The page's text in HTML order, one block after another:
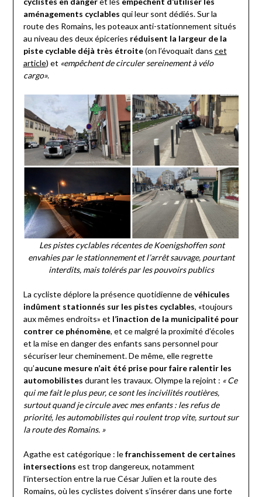
aménagements cyclables qui leur sont dédiés. Sur la
route des Romains, les poteaux anti-stationnement situés
au niveau des deux épiceries réduisent la largeur de la
piste cyclable déjà très étroite(on l’évoquait dans cet
article) et «empêchent de circuler sereinement à vélo
cargo».
Les pistes cyclables récentes de Koenigshoffen sont
envahies par le stationnement et l’arrêt sauvage, pourtant
interdits, mais tolérés par les pouvoirs publics
La cycliste déplore la présence quotidienne devéhicules
indûment stationnés sur les pistes cyclables, «toujours
aux mêmes endroits» et l’inaction de la municipalité pour
contrer ce phénomène, et ce malgré la proximité d’écoles
et la mise en danger des enfants sans personnel pour
sécuriser leur cheminement. De même, elle regrette
qu’aucune mesure n’ait été prise pour faire ralentir les
automobilistes durant les travaux. Olympe la rejoint : « Ce
qui me fait le plus peur, ce sont les incivilités routières,
surtout quand je circule avec mes enfants : les refus de
priorité, les automobilistes qui roulent trop vite, surtout sur
la route des Romains. »
Agathe est catégorique : lefranchissement de certaines
intersections est trop dangereux, notamment
l’intersection entre la rue César Julien et la route des
Romains, où les cyclistes doivent s’insérer dans une forte